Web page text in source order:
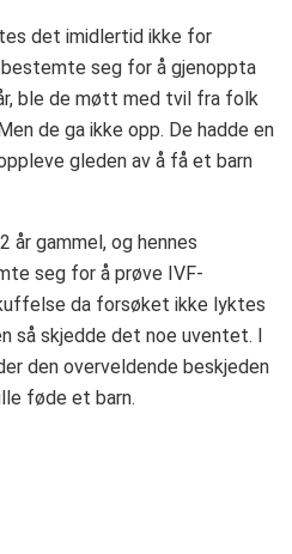
det imidlertid ikke for
bestemte seg for å gjenoppta
ble de møtt med tvil fra folk
de ga ikke opp. De hadde en
gleden av å få et barn
år gammel, og hennes
seg for å prøve IVF-
da forsøket ikke lyktes
så skjedde det noe uventet. I
den overveldende beskjeden
føde et barn.